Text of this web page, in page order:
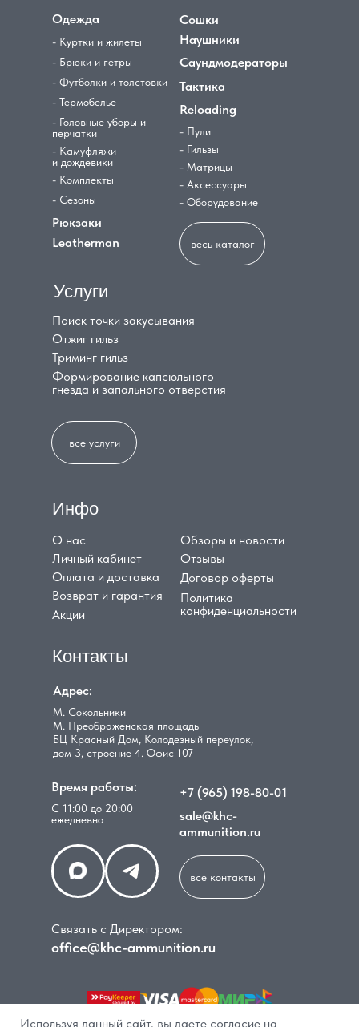
Используя данный сайт, вы даете согласие на
Инфо
Контакты
Одежда
- Куртки и жилеты
- Брюки и гетры
- Футболки и толстовки
- Термобелье
- Головные уборы и
перчатки
- Камуфляжи
и дождевики
- Комплекты
- Сезоны
Рюкзаки
Leatherman
Сошки
Наушники
Саундмодераторы
Тактика
О нас
Личный кабинет
Оплата и доставка
Возврат и гарантия
Акции
Обзоры и новости
Отзывы
Договор оферты
Адрес:
М. Сокольники
М. Преображенская площадь
БЦ Красный Дом, Колодезный переулок,
дом 3, строение 4. Офис 107
Время работы:
С 11:00 до 20:00
ежедневно
office@khc-ammunition.ru
Связать с Директором:
+7 (965) 198-80-01
sale@khc-
ammunition.ru
Reloading
- Пули
- Гильзы
- Матрицы
- Аксессуары
- Оборудование
Поиск точки закусывания
Услуги
Отжиг гильз
Триминг гильз
Формирование капсюльного
гнезда и запального отверстия
весь каталог
все услуги
все контакты
Политика
конфиденциальности